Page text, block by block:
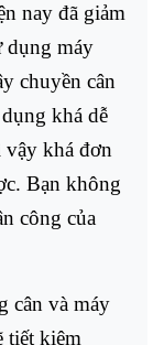
nay đã giảm
dụng máy
chuyền cân
khá dễ
vậy khá đơn
Bạn không
công của
cân và máy
tiết kiệm